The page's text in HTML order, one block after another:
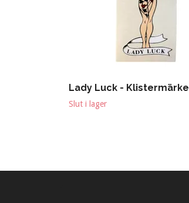
Lady Luck - Klistermärke
Slut i lager